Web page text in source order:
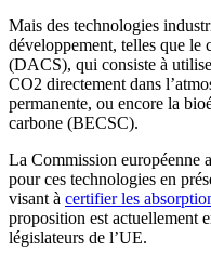
Mais des technologies
développement, telles que le
(DACS), qui consiste à
CO2 directement dans
permanente, ou encore la
carbone (BECSC).
La Commission européenne
pour ces technologies en
visant à certifier les
proposition est actuellement
législateurs de l’UE.